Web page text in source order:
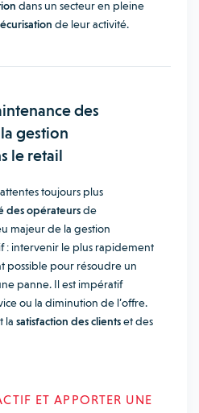
dans un secteur en pleine
de leur activité.
des
gestion
le retail
toujours plus
des opérateursde
majeur de la gestion
: intervenir le plus rapidement
possible pour résoudre un
panne. Il est impératif
ou la diminution de l’offre.
la satisfaction des clientset des
ET APPORTER UNE